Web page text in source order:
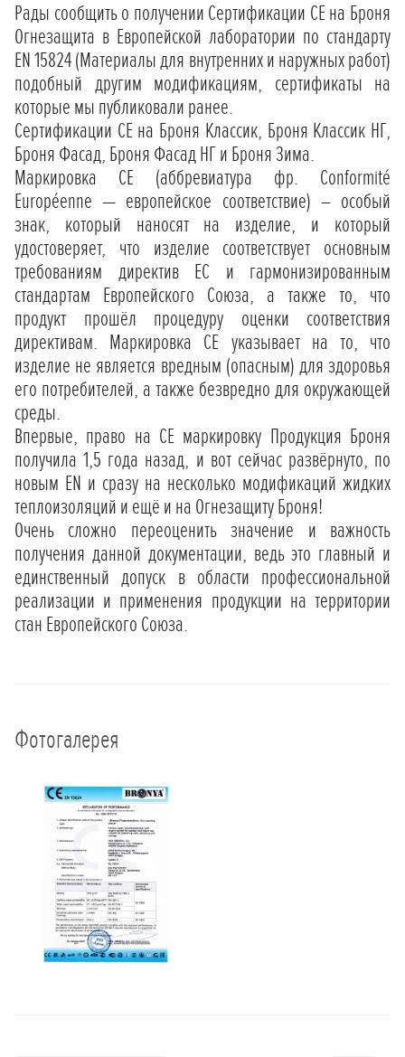
Рады сообщить о получении Сертификации СЕ на Броня
Огнезащита в Европейской лаборатории по стандарту
EN 15824 (Материалы для внутренних и наружных работ)
подобный другим модификациям, сертификаты на
которые мы публиковали ранее.
Сертификации СЕ на Броня Классик, Броня Классик НГ,
Броня Фасад, Броня Фасад НГ и Броня Зима.
Маркировка CE (аббревиатура фр. Conformité
Européenne — европейское соответствие) – особый
знак, который наносят на изделие, и который
удостоверяет, что изделие соответствует основным
требованиям директив ЕС и гармонизированным
стандартам Европейского Союза, а также то, что
продукт прошёл процедуру оценки соответствия
директивам. Маркировка CE указывает на то, что
изделие не является вредным (опасным) для здоровья
его потребителей, а также безвредно для окружающей
среды.
Впервые, право на СЕ маркировку Продукция Броня
получила 1,5 года назад, и вот сейчас развёрнуто, по
новым EN и сразу на несколько модификаций жидких
теплоизоляций и ещё и на Огнезащиту Броня!
Очень сложно переоценить значение и важность
получения данной документации, ведь это главный и
единственный допуск в области профессиональной
реализации и применения продукции на территории
стан Европейского Союза.
Фотогалерея